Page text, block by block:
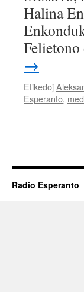
EMBED
Halina
→
Etikedoj
Esperanto,
Radio Esperanto